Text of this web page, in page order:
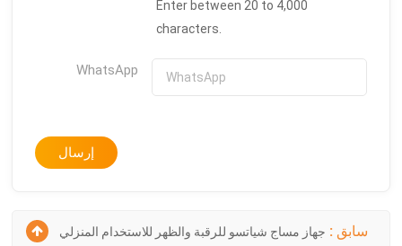
Enter between 20 to 4,000
characters.
WhatsApp
إرسال
سابق : جهاز مساج شياتسو للرقبة والظهر للاستخدام المنزلي